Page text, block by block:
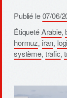
Publié le07/06/
ÉtiquetéArabie,
hormuz, iran,
système, trafic,